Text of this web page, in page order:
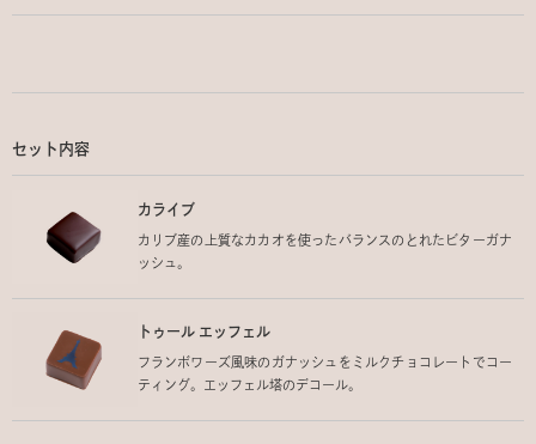
セット内容
カライブ
カリブ産の上質なカカオを使ったバランスのとれたビターガナ
ッシュ。
トゥール エッフェル
フランボワーズ風味のガナッシュをミルクチョコレートでコー
ティング。エッフェル塔のデコール。